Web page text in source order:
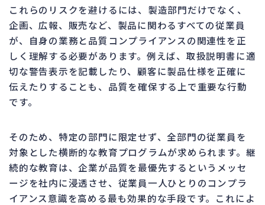
これらのリスクを避けるには、製造部門だけでなく、
企画、広報、販売など、製品に関わるすべての従業員
が、自身の業務と品質コンプライアンスの関連性を正
しく理解する必要があります。例えば、取扱説明書に適
切な警告表示を記載したり、顧客に製品仕様を正確に
伝えたりすることも、品質を確保する上で重要な行動
です。
そのため、特定の部門に限定せず、全部門の従業員を
対象とした横断的な教育プログラムが求められます。継
続的な教育は、企業が品質を最優先するというメッセ
ージを社内に浸透させ、従業員一人ひとりのコンプラ
イアンス意識を高める最も効果的な手段です。これによ